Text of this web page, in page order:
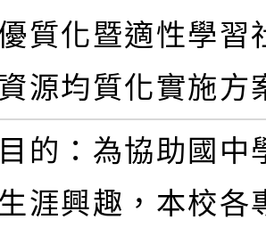
質化暨適性學習
源均質化實施方
目的：為協助國中
生涯興趣，本校各